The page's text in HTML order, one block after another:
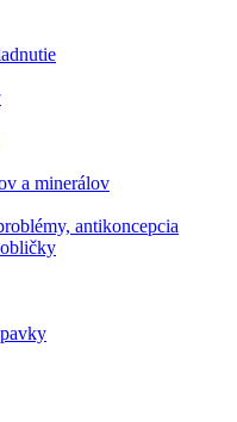
a minerálov
antikoncepcia